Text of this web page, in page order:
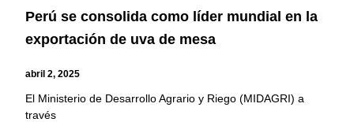
Perú se consolida como líder mundial en la
exportación de uva de mesa
abril 2, 2025
El Ministerio de Desarrollo Agrario y Riego (MIDAGRI) a
través